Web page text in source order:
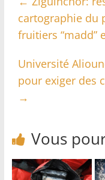
cartographie du
fruitiers “madd”
Université
pour exiger des
→
Vous